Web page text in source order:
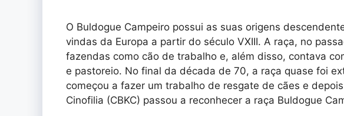
O Buldogue Campeiro possui as suas origens
vindas da Europa a partir do século VXIII. A raça, no
fazendas como cão de trabalho e, além disso, contava
e pastoreio. No final da década de 70, a raça quase foi
começou a fazer um trabalho de resgate de cães e
Cinofilia (CBKC) passou a reconhecer a raça Buldogue